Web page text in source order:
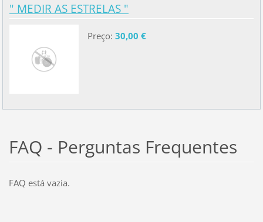
" MEDIR AS ESTRELAS "
Preço: 30,00 €
FAQ - Perguntas Frequentes
FAQ está vazia.